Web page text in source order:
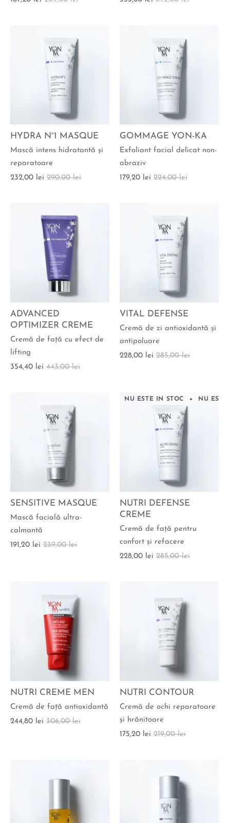
HYDRA N°1 MASQUE
Mască intens hidratantă şi
reparatoare
232,00 lei 290,00 lei
GOMMAGE YON-KA
Exfoliant facial delicat non-
abraziv
179,20 lei 224,00 lei
ADVANCED
OPTIMIZER CREME
Cremă de faţă cu efect de
lifting
354,40 lei 443,00 lei
VITAL DEFENSE
Cremă de zi antioxidantă şi
antipoluare
228,00 lei 285,00 lei
SENSITIVE MASQUE
Mască facială ultra-
calmantă
191,20 lei 239,00 lei
NU ESTE IN STOC NU
NUTRI DEFENSE
CREME
Cremă de faţă pentru
confort şi refacere
228,00 lei 285,00 lei
NUTRI CREME MEN
Cremă de faţă antioxidantă
244,80 lei 306,00 lei
NUTRI CONTOUR
Cremă de ochi reparatoare
şi hrănitoare
175,20 lei 219,00 lei